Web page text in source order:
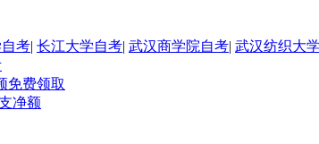
考| 长江大学自考| 武汉商学院自考| 武汉纺织大
净额